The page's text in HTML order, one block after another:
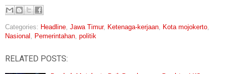
Categories: Headline, Jawa Timur, Ketenaga-kerjaan, Kota mojokerto,
Nasional , Pemerintahan, politik
RELATED POSTS: